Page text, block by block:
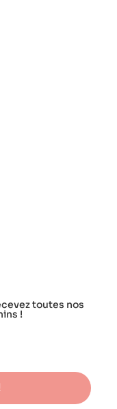
toutes nos
!